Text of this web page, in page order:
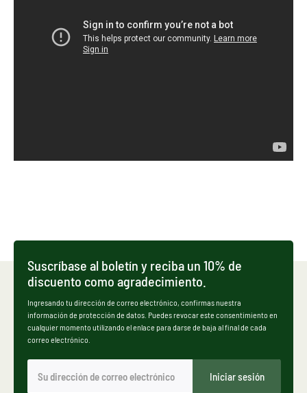
Suscríbase al boletín y reciba un 10% de
discuento como agradecimiento.
Ingresando tu dirección de correo electrónico, confirmas nuestra
información de protección de datos. Puedes revocar este consentimiento en
cualquier momento utilizando el enlace para darse de baja al final de cada
correo electrónico.
Iniciar sesión